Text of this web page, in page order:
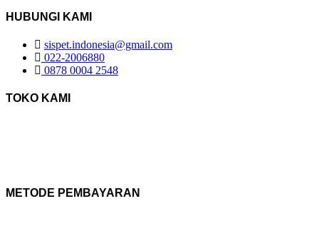
HUBUNGI KAMI
sispet.indonesia@gmail.com
022-2006880
0878 0004 2548
TOKO KAMI
METODE PEMBAYARAN